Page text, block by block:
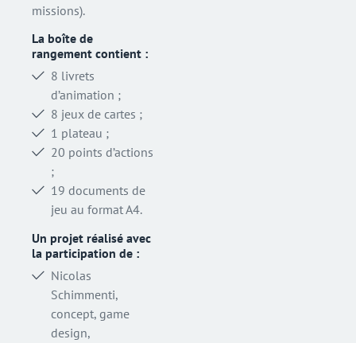
missions).
La boîte de
rangement contient :
8 livrets
d’animation ;
8 jeux de cartes ;
1 plateau ;
20 points d’actions
;
19 documents de
jeu au format A4.
Un projet réalisé avec
la participation de :
Nicolas
Schimmenti,
concept, game
design,